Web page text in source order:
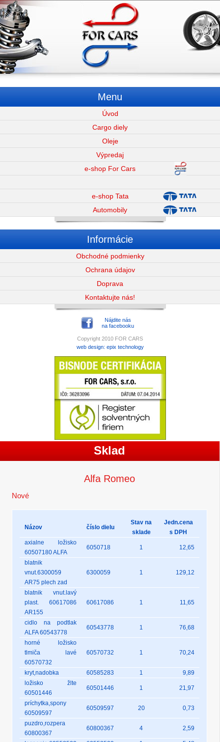
Menu
Úvod
Cargo diely
Oleje
Výpredaj
e-shop For Cars
e-shop Tata
Automobily
Informácie
Obchodné podmienky
Ochrana údajov
Doprava
Kontaktujte nás!
Nájdite nás
na facebooku
Copyright 2010 FOR CARS
web design: epix technology
Sklad
Alfa Romeo
Nové
Názov číslo dielu
Stav na
sklade
Jedn.cena
s DPH
axialne ložisko
60507180 ALFA
6050718 1 12,65
blatnik
vnut.6300059
AR75 plech zad
6300059 1 129,12
blatnik vnut.lavý
plast. 60617086
AR155
60617086 1 11,65
cidlo na podtlak
ALFA 60543778
60543778 1 76,68
horné ložisko
tlmiča lavé
60570732
60570732 1 70,24
kryt,nadobka 60585283 1
9,89
ložisko žlte
60501446
60501446 1 21,97
príchytka,spony
60509597
60509597 20 0,73
puzdro,rozpera
60800367
60800367 4 2,59